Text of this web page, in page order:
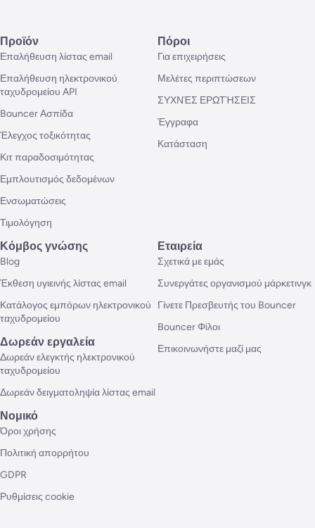
Προϊόν
Επαλήθευση λίστας email
Επαλήθευση ηλεκτρονικού
ταχυδρομείου API
Bouncer Ασπίδα
Έλεγχος τοξικότητας
Κιτ παραδοσιμότητας
Εμπλουτισμός δεδομένων
Ενσωματώσεις
Τιμολόγηση
Πόροι
Για επιχειρήσεις
Μελέτες περιπτώσεων
ΣΥΧΝΈΣ ΕΡΩΤΉΣΕΙΣ
Έγγραφα
Κατάσταση
Κόμβος γνώσης
Blog
Έκθεση υγιεινής λίστας email
Κατάλογος εμπόρων ηλεκτρονικού
ταχυδρομείου
Δωρεάν εργαλεία
Δωρεάν ελεγκτής ηλεκτρονικού
ταχυδρομείου
Δωρεάν δειγματοληψία λίστας email
Εταιρεία
Σχετικά με εμάς
Συνεργάτες οργανισμού μάρκετινγκ
Γίνετε Πρεσβευτής του Bouncer
Bouncer Φίλοι
Επικοινωνήστε μαζί μας
Νομικό
Όροι χρήσης
Πολιτική απορρήτου
GDPR
Ρυθμίσεις cookie